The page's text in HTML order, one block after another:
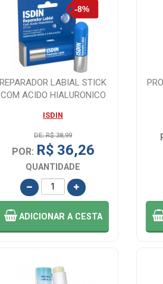
REPARADOR LABIAL STICK
COM ACIDO HIALURONICO
ISDIN
DE: R$ 38,99
POR: R$ 36,26
QUANTIDADE
ADICIONAR A CESTA